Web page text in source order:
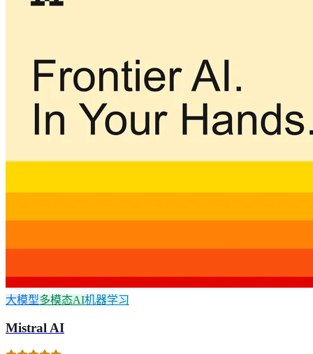
大模型多模态AI机器学习
Mistral AI